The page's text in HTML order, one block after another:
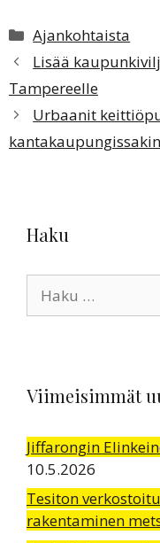
Kategoriat
Ajankohtaista
Lisää
Tampereelle
Urbaanit
kantakaupungissakin
Haku
Viimeisimmät
Jiffarongin
10.5.2026
Tesiton
rakentaminen